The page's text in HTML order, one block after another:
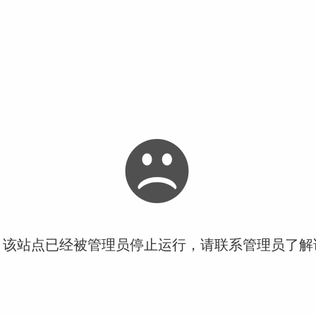
站点已经被管理员停止运行，请联系管理员了